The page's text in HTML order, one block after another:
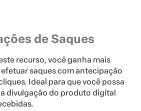
de Saques
recurso, você ganha mais
saques com antecipação
Ideal para que você possa
divulgação do produto digital